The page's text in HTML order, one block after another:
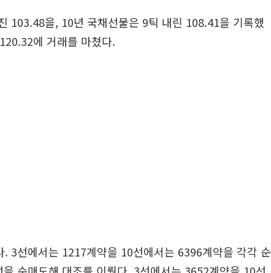
103.48을, 10년 국채선물은 9틱 내린 108.41을 기록했
에 거래를 마쳤다.
3선에서는 1217계약을 10선에서는 6396계약을 각각 순